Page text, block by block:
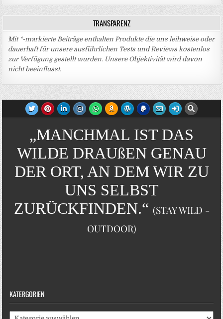
TRANSPARENZ
Mit *-markierte Beiträge enthalten Produkte die uns leihweise oder
dauerhaft für unsere ausführlichen Tests und Reviews kostenlos
zur Verfügung gestellt wurden. Unsere Objektivität wird davon
nicht beeinflusst.
„MANCHMAL IST DAS
WILDE DRAUßEN GENAU
DER ORT, AN DEM WIR ZU
UNS SELBST
ZURÜCKFINDEN.“ (STAY WILD -
OUTDOOR)
KATERGORIEN
Katergorien